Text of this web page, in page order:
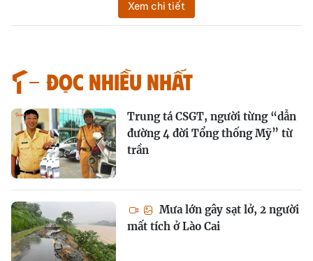
Xem chi tiết
Đọc nhiều nhất
Trung tá CSGT, người từng “dẫn
đường 4 đời Tổng thống Mỹ” từ
trần
Mưa lớn gây sạt lở, 2 người
mất tích ở Lào Cai